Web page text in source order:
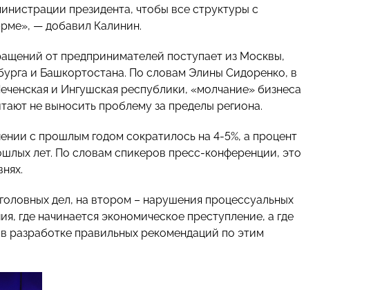
президента, чтобы все структуры с
— добавил Калинин.
от предпринимателей поступает из Москвы,
и Башкортостана. По словам Элины Сидоренко, в
и Ингушская республики, «молчание» бизнеса
не выносить проблему за пределы региона.
с прошлым годом сократилось на 4-5%, а процент
лет. По словам спикеров пресс-конференции, это
дел, на втором – нарушения процессуальных
где начинается экономическое преступление, а где
разработке правильных рекомендаций по этим